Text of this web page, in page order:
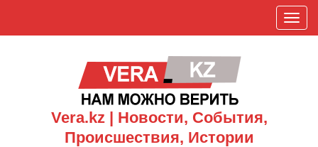
П
о
Vera.kz | Новости, События,
Происшествия, Истории